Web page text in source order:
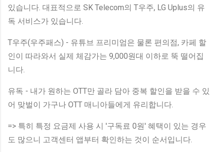
있습니다. 대표적으로 SK Telecom의 T우주, LG Uplus의 유
독 서비스가 있습니다.
T우주(우주패스) - 유튜브 프리미엄은 물론 편의점, 카페 할
인이 따라와서 실제 체감가는 9,000원대 이하로 뚝 떨어집
니다.
유독 - 내가 원하는 OTT만 골라 담아 중복 할인을 받을 수 있
어 맞벌이 가구나 OTT 매니아들에게 유리합니다.
=> 특히 특정 요금제 사용 시 '구독료 0원' 혜택이 있는 경우
도 많으니 고객센터 앱부터 확인하는 것이 순서입니다.